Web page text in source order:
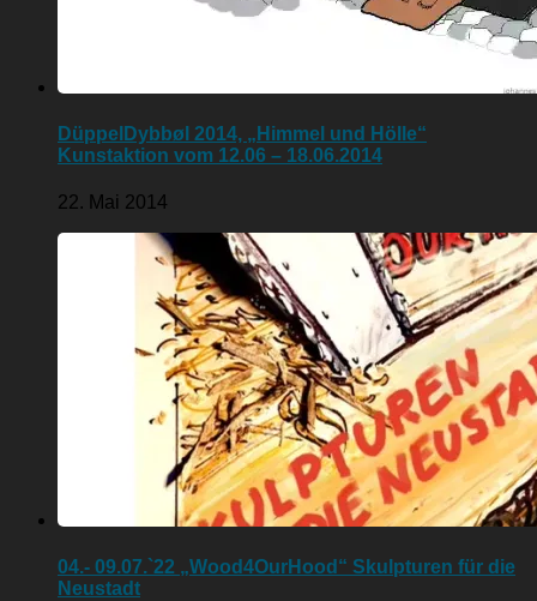
DüppelDybbøl 2014, „Himmel und Hölle“
Kunstaktion vom 12.06 – 18.06.2014
22. Mai 2014
04.- 09.07.`22 „Wood4OurHood“ Skulpturen für die
Neustadt